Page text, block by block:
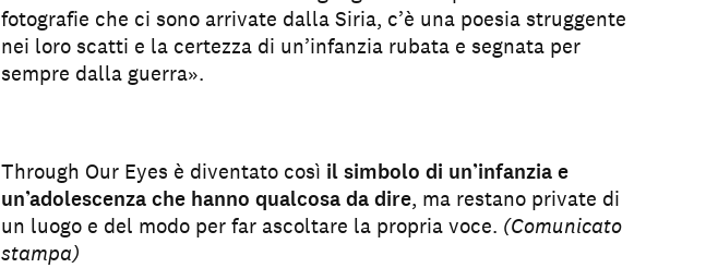
fotografie che ci sono arrivate dalla Siria, c’è una poesia struggente
nei loro scatti e la certezza di un’infanzia rubata e segnata per
sempre dalla guerra».
Through Our Eyes è diventato così il simbolo di un’infanzia e
un’adolescenza che hanno qualcosa da dire, ma restano private di
un luogo e del modo per far ascoltare la propria voce. (Comunicato
stampa)